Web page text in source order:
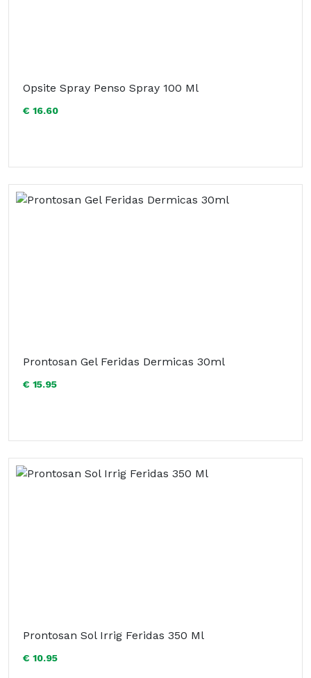
Opsite Spray Penso Spray 100 Ml
€ 16.60
Prontosan Gel Feridas Dermicas 30ml
€ 15.95
Prontosan Sol Irrig Feridas 350 Ml
€ 10.95